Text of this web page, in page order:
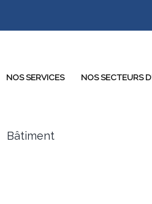
NOS SERVICES NOS SECTEURS
Bâtiment